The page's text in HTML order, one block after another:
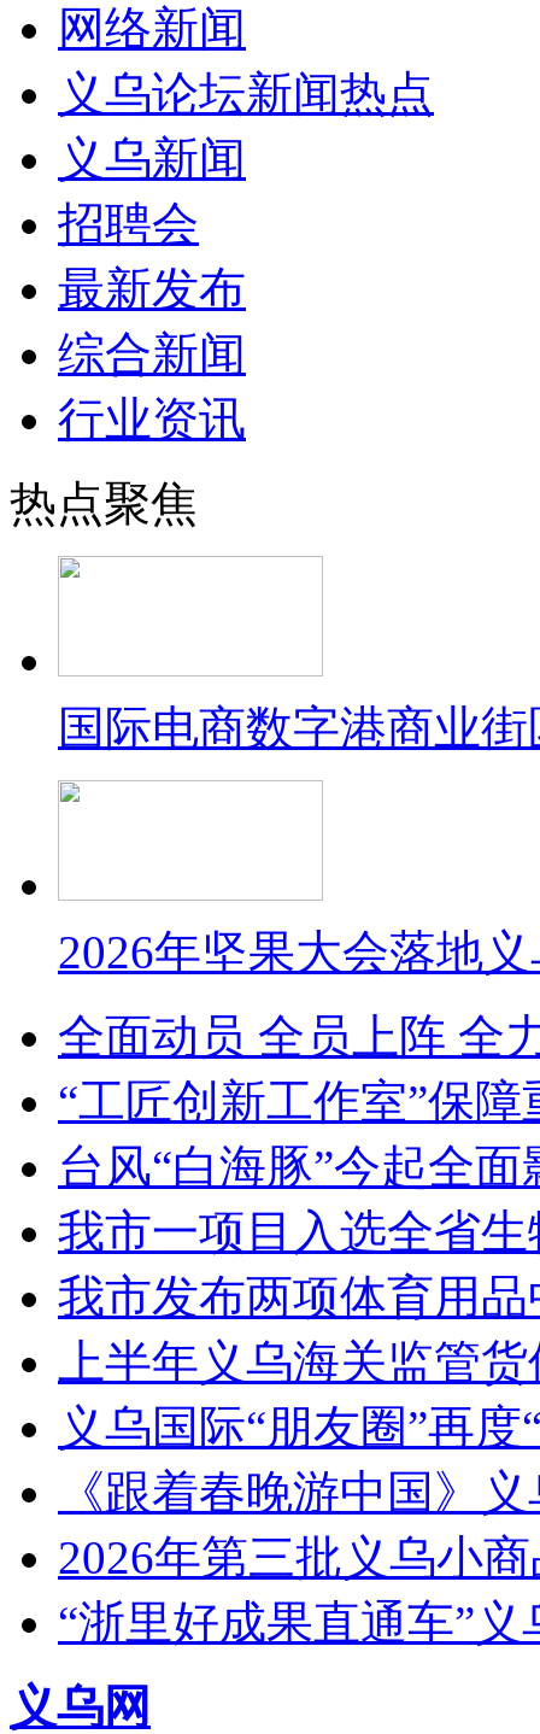
网络新闻
义乌论坛新闻热点
义乌新闻
招聘会
最新发布
综合新闻
行业资讯
热点聚焦
国际电商数字港商业
2026年坚果大会落地
全面动员 全员上阵 全
“工匠创新工作室”保
台风“白海豚”今起全面
我市一项目入选全省
我市发布两项体育用
上半年义乌海关监管
义乌国际“朋友圈”再度
《跟着春晚游中国》
2026年第三批义乌小
“浙里好成果直通车”
义乌网